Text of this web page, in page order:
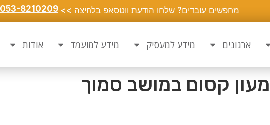
מחפשים עובדים? שלחו הודעת ווטסאפ בלחיצה >> 053-8210209
ארגונים מידע למעסיק מידע למועמד אודות
קסום במושב סמוך